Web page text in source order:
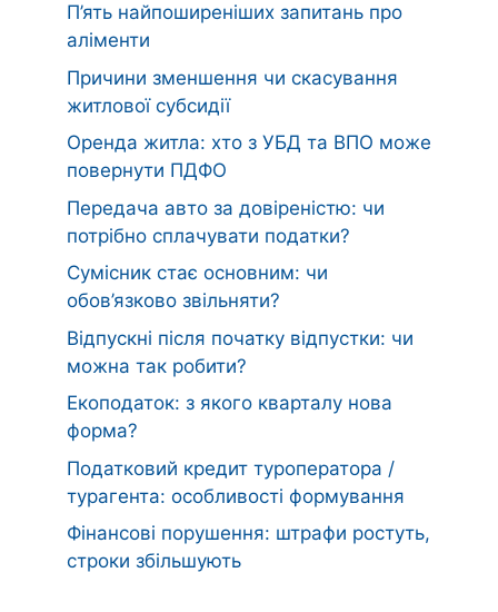
П’ять найпоширеніших запитань про
аліменти
Причини зменшення чи скасування
житлової субсидії
Оренда житла: хто з УБД та ВПО може
повернути ПДФО
Передача авто за довіреністю: чи
потрібно сплачувати податки?
Сумісник стає основним: чи
обов’язково звільняти?
Відпускні після початку відпустки: чи
можна так робити?
Екоподаток: з якого кварталу нова
форма?
Податковий кредит туроператора /
турагента: особливості формування
Фінансові порушення: штрафи ростуть,
строки збільшують